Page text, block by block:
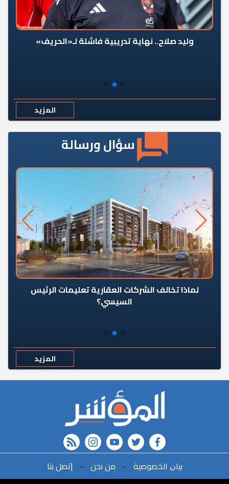
وليد صلاح.. نهاية تدريبية فاشلة لـ«الحريف»
المزيد
سؤال ورسالة
لماذا تخالف الشركات العقارية تعليمات الرئيس
السيسي؟
المزيد
FACEBOOK
twitter
youtube
instagram
rss feed
ﺑﻴﺎﻥ اﻟﺨﺼﻮﺻﻴﺔ - ﻣﻦ ﻧﺤﻦ - ﺇﺗﺼﻞ ﺑﻨﺎ